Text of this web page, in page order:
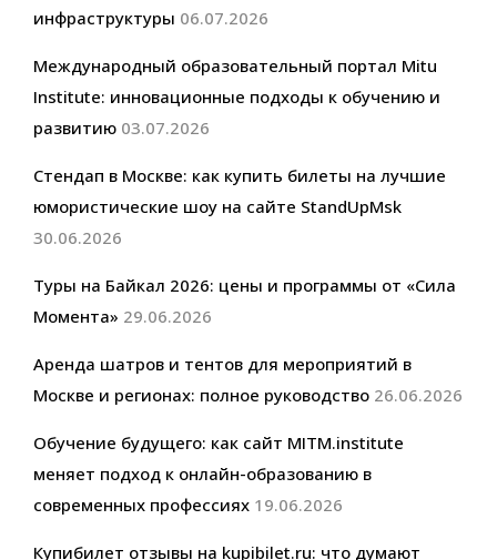
инфраструктуры 06.07.2026
Международный образовательный портал Mitu
Institute: инновационные подходы к обучению и
развитию 03.07.2026
Стендап в Москве: как купить билеты на лучшие
юмористические шоу на сайте StandUpMsk
30.06.2026
Туры на Байкал 2026: цены и программы от «Сила
Момента» 29.06.2026
Аренда шатров и тентов для мероприятий в
Москве и регионах: полное руководство 26.06.2026
Обучение будущего: как сайт MITM.institute
меняет подход к онлайн-образованию в
современных профессиях 19.06.2026
Купибилет отзывы на kupibilet.ru: что думают